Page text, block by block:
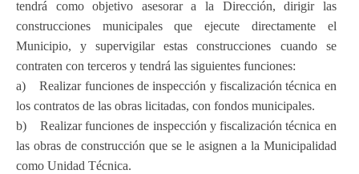
tendrá como objetivo asesorar a la Dirección, dirigir las
construcciones municipales que ejecute directamente el
Municipio, y supervigilar estas construcciones cuando se
contraten con terceros y tendrá las siguientes funciones:
a) Realizar funciones de inspección y fiscalización técnica en
los contratos de las obras licitadas, con fondos municipales.
b) Realizar funciones de inspección y fiscalización técnica en
las obras de construcción que se le asignen a la Municipalidad
como Unidad Técnica.